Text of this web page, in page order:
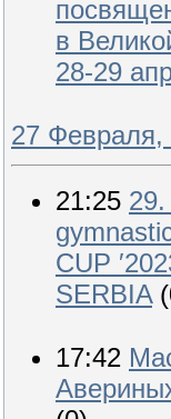
в
28-29
27 Февраля,
21:25
CUP
SERBIA
17:42